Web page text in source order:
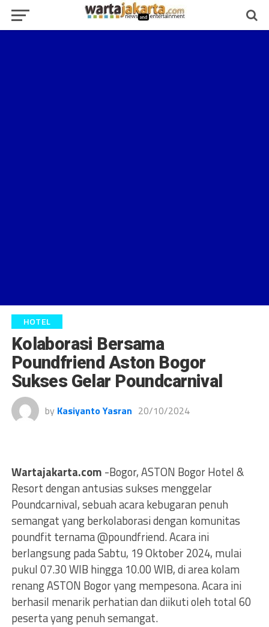
HOTEL
Kolaborasi Bersama
Poundfriend Aston Bogor
Sukses Gelar Poundcarnival
by Kasiyanto Yasran 20/10/2024
Wartajakarta.com -Bogor, ASTON Bogor Hotel &
Resort dengan antusias sukses menggelar
Poundcarnival, sebuah acara kebugaran penuh
semangat yang berkolaborasi dengan komunitas
poundfit ternama @poundfriend. Acara ini
berlangsung pada Sabtu, 19 Oktober 2024, mulai
pukul 07.30 WIB hingga 10.00 WIB, di area kolam
renang ASTON Bogor yang mempesona. Acara ini
berhasil menarik perhatian dan diikuti oleh total 60
peserta yang penuh semangat.